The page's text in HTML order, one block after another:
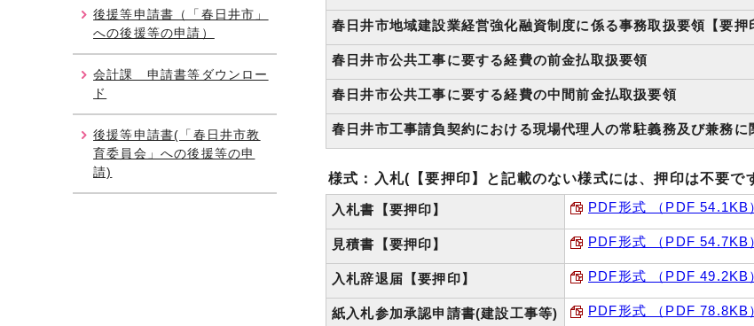
春日井市地域建設業経営強化融資制度に係る事務取扱要領【要押
春日井市公共工事に要する経費の前金払取扱要領
春日井市公共工事に要する経費の中間前金払取扱要領
春日井市工事請負契約における現場代理人の常駐義務及び兼務に
様式：入札(【要押印】と記載のない様式には、押印は不要で
入札書【要押印】 PDF形式 （PDF 54.1KB
見積書【要押印】 PDF形式 （PDF 54.7KB
入札辞退届【要押印】 PDF形式 （PDF 49.2KB
紙入札参加承認申請書(建設工事等) PDF形式 （PDF 78.8KB
後援等申請書（「春日井市」
への後援等の申請）
会計課 申請書等ダウンロー
ド
後援等申請書(「春日井市教
育委員会」への後援等の申
請)